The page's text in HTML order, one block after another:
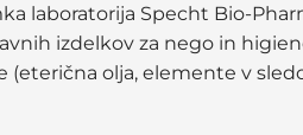
laboratorija Specht Bio-
izdelkov za nego in
(eterična olja, elemente v